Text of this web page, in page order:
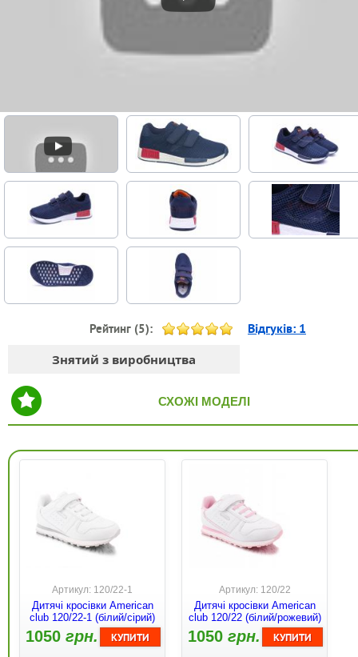
Рейтинг (5): Відгуків: 1
Знятий з виробництва
СХОЖІ МОДЕЛІ
Артикул: 120/22-1
Дитячі кросівки American
club 120/22-1 (білий/сірий)
1050 грн.
Артикул: 120/22
Дитячі кросівки American
club 120/22 (білий/рожевий)
1050 грн.